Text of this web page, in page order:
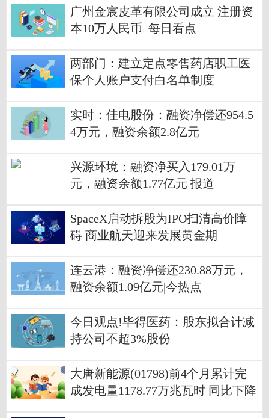
广州金宸皮革有限公司成立 注册资
本10万人民币_每日看点
两部门：建立定点零售药店职工医
保个人账户支付白名单制度
实时：佳电股份：融资净偿还954.5
4万元，融资余额2.8亿元
兴源环境：融资净买入179.01万
元，融资余额1.77亿元 报道
SpaceX启动拆股为IPO扫清高价障
碍 商业航天迎来发展黄金期
连云港：融资净偿还230.88万元，
融资余额1.09亿元|今热点
今日观点!毕得医药：股东拟合计减
持公司不超3%股份
大唐新能源(01798)前4个月累计完
成发电量1178.77万兆瓦时 同比下降